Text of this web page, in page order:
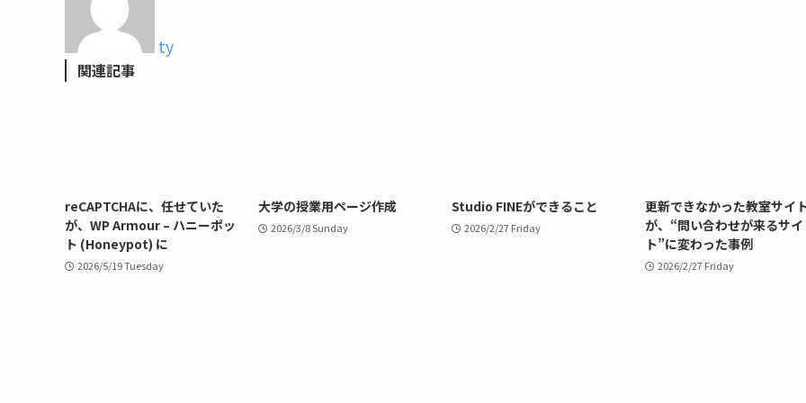
ty
関連記事
reCAPTCHAに、任せていた
が、WP Armour – ハニーポッ
ト (Honeypot) に
2026/5/19 Tuesday
大学の授業用ページ作成
2026/3/8 Sunday
Studio FINEができること
2026/2/27 Friday
更新できなかった教室サイ
が、“問い合わせが来るサイ
ト”に変わった事例
2026/2/27 Friday